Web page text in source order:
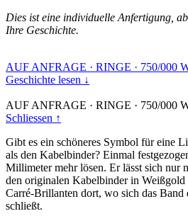
Dies ist eine individuelle Anfertigung,
Ihre Geschichte.
AUF ANFRAGE · RINGE · 750/000
Geschichte lesen ↓
AUF ANFRAGE · RINGE · 750/000
Schliessen ↑
Gibt es ein schöneres Symbol für eine
als den Kabelbinder? Einmal
Millimeter mehr lösen. Er lässt sich nur
den originalen Kabelbinder in Weißgold
Carré-Brillanten dort, wo sich das
schließt.